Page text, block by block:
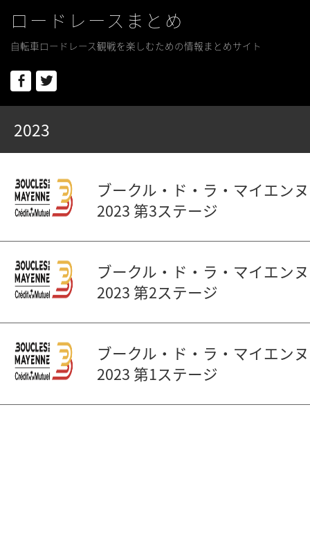
ロードレースまとめ
自転車ロードレース観戦を楽しむための情報まとめサイト
Facebook
2023
ブークル・ド・ラ・マイエンヌ
2023 第3ステージ
ブークル・ド・ラ・マイエンヌ
2023 第2ステージ
ブークル・ド・ラ・マイエンヌ
2023 第1ステージ